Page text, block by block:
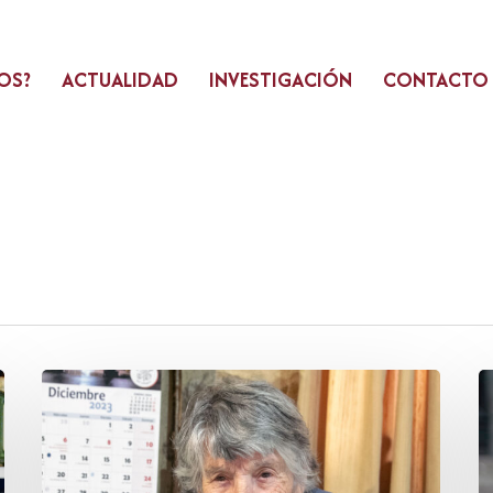
ACTUALIDAD INVESTIGACIÓN CONTACTO
Herminia
Merino
Arroyo